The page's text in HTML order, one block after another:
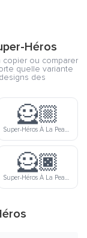
Héros
copier ou comparer
quelle variante
des
🦸🏼
Super-Héros À La Peau Lègerement Claire
🦸🏿
Super-Héros À La Peau Foncée